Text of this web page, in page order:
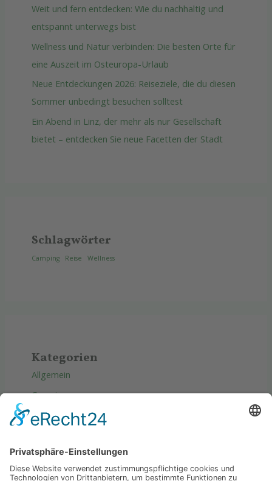
Weit und fern entdecken: Wie du nachhaltig und
entspannt unterwegs bist
Wellness und Natur verbinden: Die besten Orte für
eine Auszeit im Osteuropa-Urlaub
Neue Entdeckungen 2026: Reiseziele, die du diesen
Sommer unbedingt besuchen solltest
Ein Abend in Linz, der mehr als nur Gesellschaft
bietet – entdecken Sie neue Facetten der Stadt
Schlagwörter
Camping Reise Wellness
Kategorien
Allgemein
Camping
Produkte
Tipps & Tricks
Wellness